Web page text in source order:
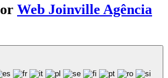
Web Joinville Agência